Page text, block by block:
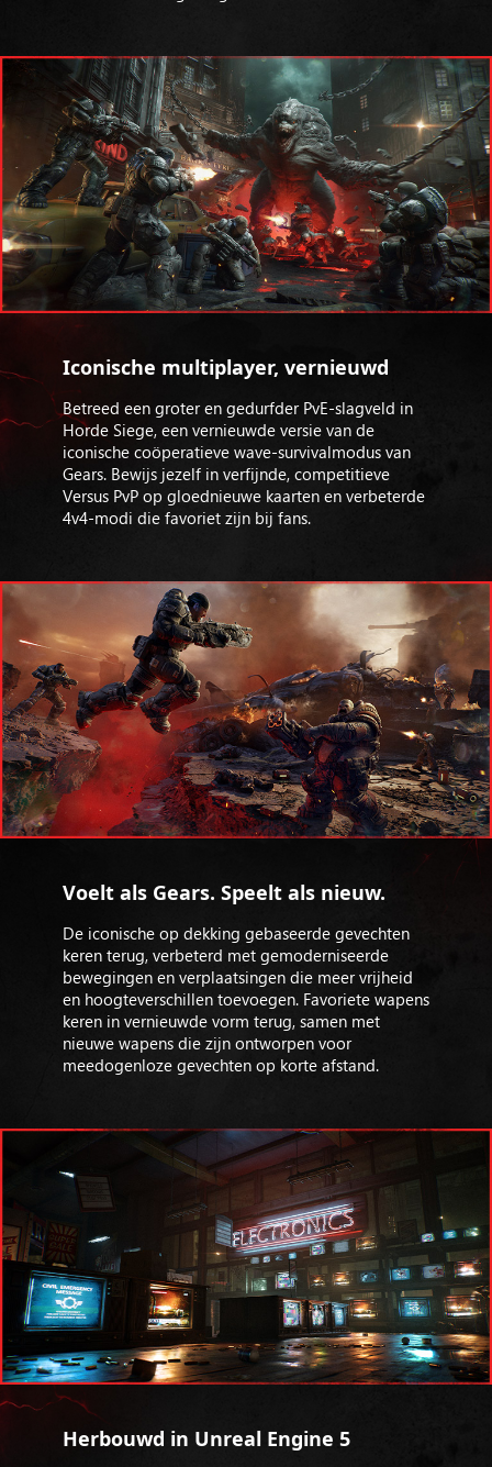
Iconische multiplayer, vernieuwd
Betreed een groter en gedurfder PvE-slagveld in
Horde Siege, een vernieuwde versie van de
iconische coöperatieve wave-survivalmodus van
Gears. Bewijs jezelf in verfijnde, competitieve
Versus PvP op gloednieuwe kaarten en verbeterde
4v4-modi die favoriet zijn bij fans.
Voelt als Gears. Speelt als nieuw.
De iconische op dekking gebaseerde gevechten
keren terug, verbeterd met gemoderniseerde
bewegingen en verplaatsingen die meer vrijheid
en hoogteverschillen toevoegen. Favoriete wapens
keren in vernieuwde vorm terug, samen met
nieuwe wapens die zijn ontworpen voor
meedogenloze gevechten op korte afstand.
Herbouwd in Unreal Engine 5